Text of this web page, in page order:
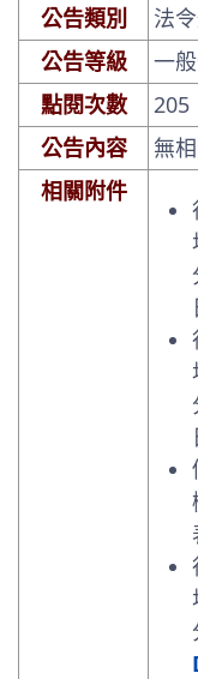
公告類別
法
公告等級
一
點閱次數
205
公告內容
無
相關附件